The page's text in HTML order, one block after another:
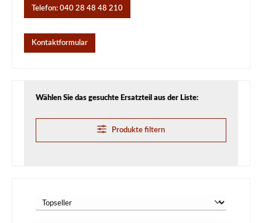
Telefon: 040 28 48 48 210
Kontaktformular
Wählen Sie das gesuchte Ersatzteil aus der Liste:
Produkte filtern